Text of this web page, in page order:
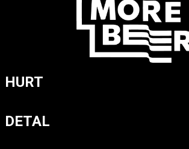
HURT
DETAL